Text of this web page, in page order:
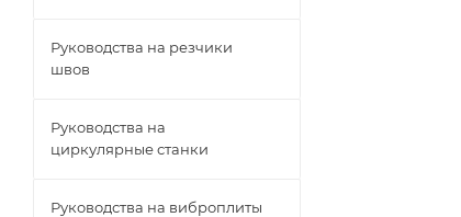
Руководства на резчики
швов
Руководства на
циркулярные станки
Руководства на виброплиты